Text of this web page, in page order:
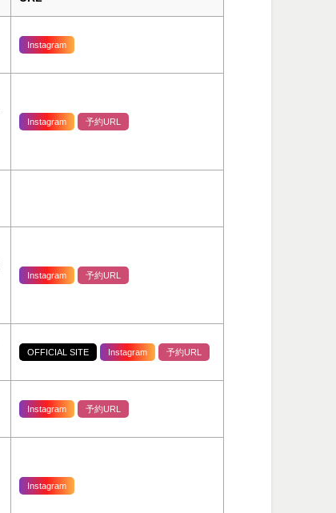
Instagram
Instagram 予約URL
Instagram 予約URL
OFFICIAL SITE Instagram 予約URL
Instagram 予約URL
Instagram